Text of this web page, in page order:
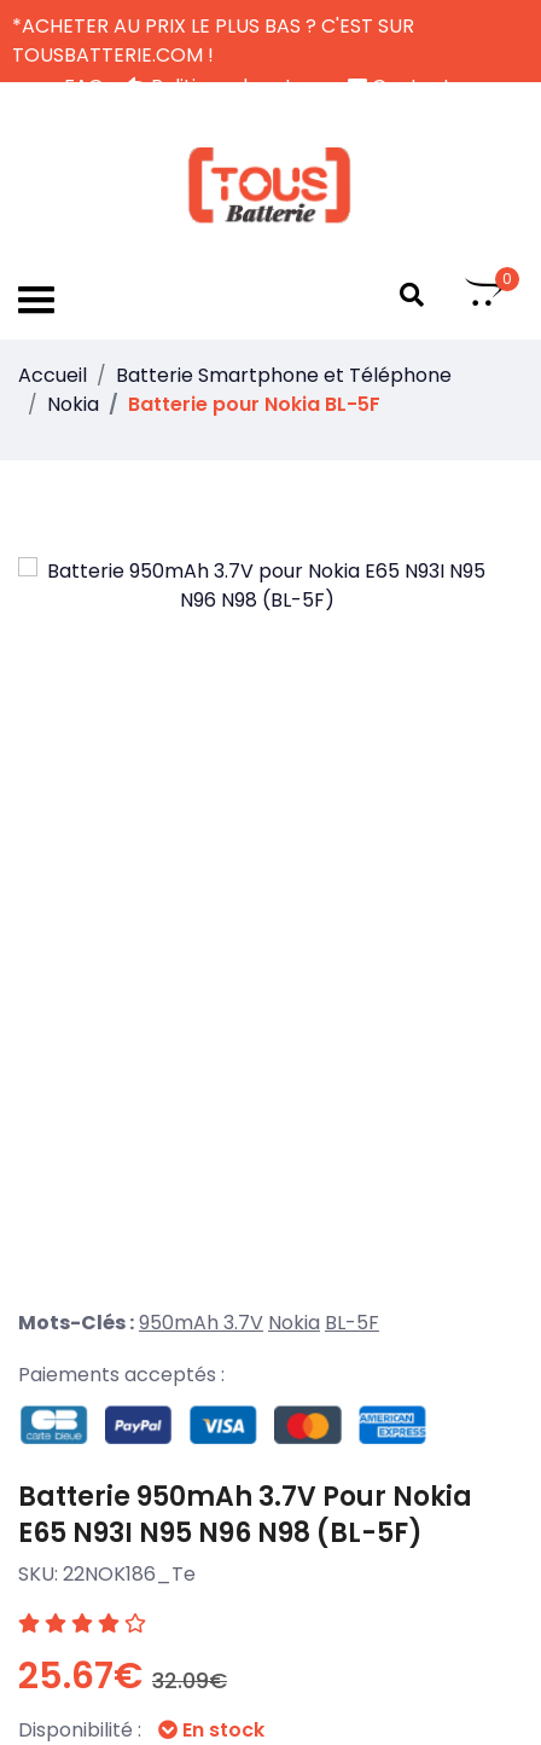
*ACHETER AU PRIX LE PLUS BAS ? C'EST SUR
TOUSBATTERIE.COM !
FAQ
Politique de retour
Contactez-nous
0
Accueil
Batterie Smartphone et Téléphone
Nokia
Batterie pour Nokia BL-5F
Mots-Clés :950mAh 3.7V Nokia BL-5F
Paiements acceptés :
Batterie 950mAh 3.7V Pour Nokia
E65 N93I N95 N96 N98 (BL-5F)
SKU: 22NOK186_Te
25.67€ 32.09€
Disponibilité : En stock